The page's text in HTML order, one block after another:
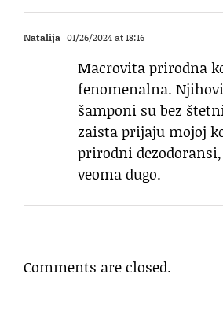
Natalija 01/26/2024 at 18:16
Macrovita prirodna
fenomenalna.
šamponi su bez
zaista prijaju mojoj
prirodni
veoma dugo.
Comments are closed.